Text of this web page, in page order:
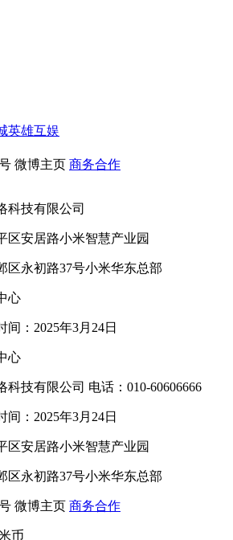
英雄互娱
微博主页 商务合作
科技有限公司
区安居路小米智慧产业园
区永初路37号小米华东总部
心
间：2025年3月24日
心
技有限公司 电话：010-60606666
间：2025年3月24日
区安居路小米智慧产业园
区永初路37号小米华东总部
微博主页 商务合作
币